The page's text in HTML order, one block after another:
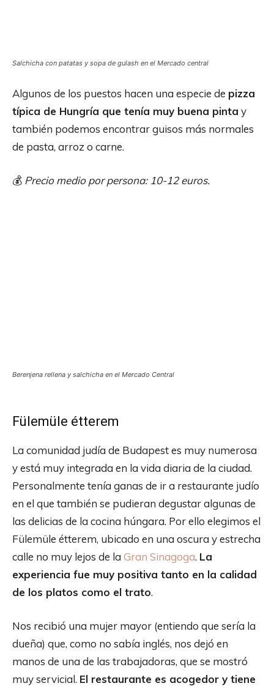
Salchicha con patatas y sopa de gulash en el Mercado central
Algunos de los puestos hacen una especie de pizza
típica de Hungría que tenía muy buena pinta y
también podemos encontrar guisos más normales
de pasta, arroz o carne.
💰 Precio medio por persona: 10-12 euros.
Berenjena rellena y salchicha en el Mercado Central
Fülemüle étterem
La comunidad judía de Budapest es muy numerosa
y está muy integrada en la vida diaria de la ciudad.
Personalmente tenía ganas de ir a restaurante judío
en el que también se pudieran degustar algunas de
las delicias de la cocina húngara. Por ello elegimos el
Fülemüle étterem, ubicado en una oscura y estrecha
calle no muy lejos de la Gran Sinagoga. La
experiencia fue muy positiva tanto en la calidad
de los platos como el trato.
Nos recibió una mujer mayor (entiendo que sería la
dueña) que, como no sabía inglés, nos dejó en
manos de una de las trabajadoras, que se mostró
muy servicial. El restaurante es acogedor y tiene